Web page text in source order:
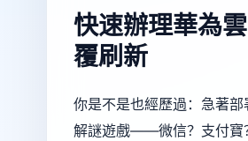
快速辦理華為
覆刷新
你是不是也經歷過：急著
解謎遊戲——微信？支付寶